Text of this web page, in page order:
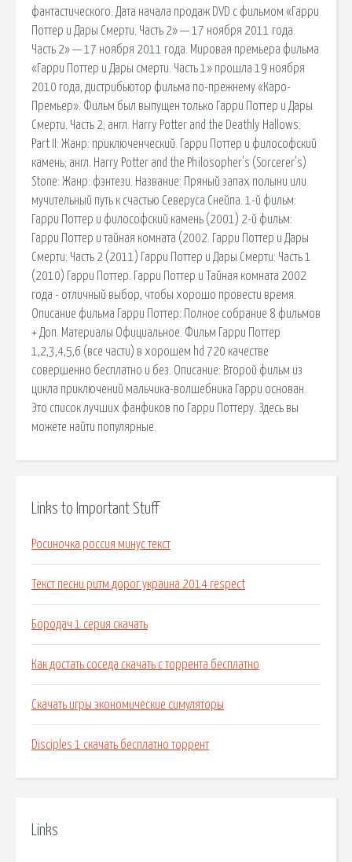
фантастического. Дата начала продаж DVD c фильмом «Гарри
Поттер и Дары Смерти. Часть 2» — 17 ноября 2011 года.
Часть 2» — 17 ноября 2011 года. Мировая премьера фильма
«Гарри Поттер и Дары смерти. Часть 1» прошла 19 ноября
2010 года, дистрибьютор фильма по-прежнему «Каро-
Премьер». Фильм был выпущен только Гарри Поттер и Дары
Смерти. Часть 2; англ. Harry Potter and the Deathly Hallows:
Part II: Жанр: приключенческий. Гарри Поттер и философский
камень; англ. Harry Potter and the Philosopher's (Sorcerer's)
Stone: Жанр: фэнтези. Название: Пряный запах полыни или
мучительный путь к счастью Северуса Снейпа. 1-й фильм:
Гарри Поттер и философский камень (2001) 2-й фильм:
Гарри Поттер и тайная комната (2002. Гарри Поттер и Дары
Смерти: Часть 2 (2011) Гарри Поттер и Дары Смерти: Часть 1
(2010) Гарри Поттер. Гарри Поттер и Тайная комната 2002
года - отличный выбор, чтобы хорошо провести время.
Описание фильма Гарри Поттер: Полное собрание 8 фильмов
+ Доп. Материалы Официальное. Фильм Гарри Поттер
1,2,3,4,5,6 (все части) в хорошем hd 720 качестве
совершенно бесплатно и без. Описание: Второй фильм из
цикла приключений мальчика-волшебника Гарри основан.
Это список лучших фанфиков по Гарри Поттеру. Здесь вы
можете найти популярные.
Links to Important Stuff
Росиночка россия минус текст
Текст песни ритм дорог украина 2014 respect
Бородач 1 серия скачать
Как достать соседа скачать с торрента бесплатно
Скачать игры экономические симуляторы
Disciples 1 скачать бесплатно торрент
Links